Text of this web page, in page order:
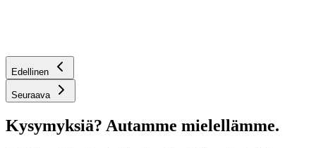
Edellinen
Seuraava
Kysymyksiä? Autamme mielellämme.